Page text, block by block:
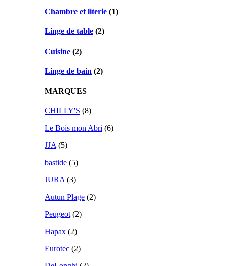
Chambre et literie (1)
Linge de table (2)
Cuisine (2)
Linge de bain (2)
MARQUES
CHILLY'S (8)
Le Bois mon Abri (6)
JJA(5)
bastide (5)
JURA(3)
Autun Plage (2)
Peugeot(2)
Hapax (2)
Eurotec (2)